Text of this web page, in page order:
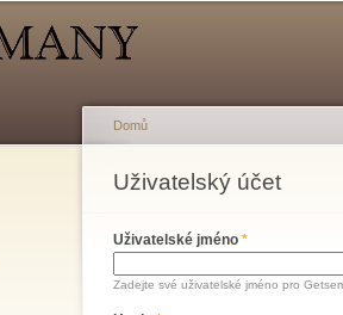
Jste zde
Domů
Uživatelský účet
Hlavní záložky
Uživatelské jméno *
Zadejte své uživatelské jméno pro